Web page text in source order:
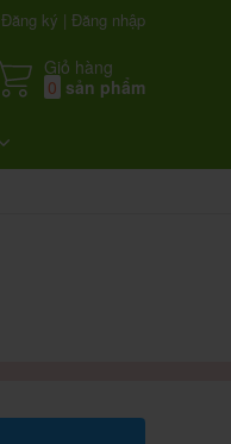
Đăng ký | Đăng nhập
Giỏ hàng
0 sản phẩm